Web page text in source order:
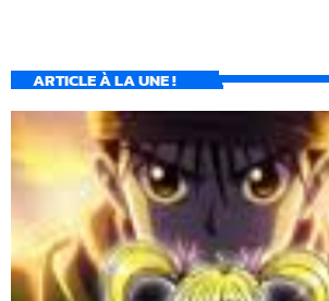
ARTICLE À LA UNE !